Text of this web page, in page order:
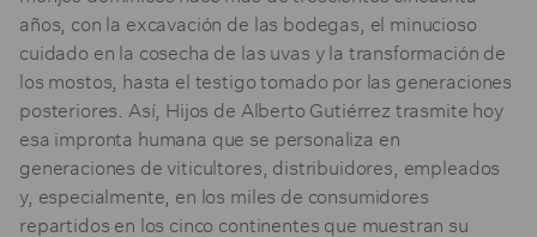
años, con la excavación de las bodegas, el minucioso
cuidado en la cosecha de las uvas y la transformación de
los mostos, hasta el testigo tomado por las generaciones
posteriores. Así, Hijos de Alberto Gutiérrez trasmite hoy
esa impronta humana que se personaliza en
generaciones de viticultores, distribuidores, empleados
y, especialmente, en los miles de consumidores
repartidos en los cinco continentes que muestran su